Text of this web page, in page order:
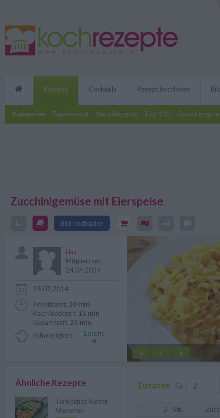
Rezepte
Kategorien Tagesrezept Neue Rezepte Top 100 Grundrezepte
Cocktails Rezept hochladen
Zucchinigemüse mit Eierspeise
Bild hochladen
Gesund, köstlich und
cremiges Zucchinigemüse mit
« || »
Lisa
Mitglied seit:
24.04.2014
15.07.2014
Arbeitszeit: 10 min
Koch/Backzeit: 15 min
Gesamtzeit: 25 min
Schwierigkeit:
Zutaten für
2 Stk.
Ähnliche Rezepte
Türkisches Rührei
Menemen